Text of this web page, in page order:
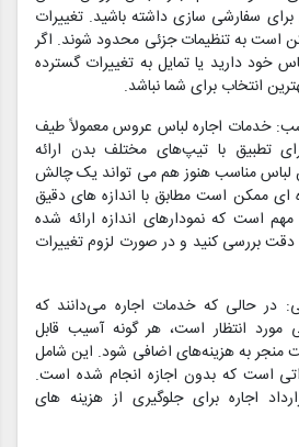
سفارشی سازی داشته باشید. تغییرات
است به تنظیمات جزئی محدود شوند. اگر
خود دارید یا تمایل به تغییرات گسترده
انتخاب برای شما نباشد.
خدمات اجاره لباس عروس معمولاً طیف
تطبیق با تیپ‌های مختلف بدن ارائه
لباس مناسب هنوز هم می تواند یک چالش
ای ممکن است مطابق با اندازه های دقیق
است که نمودارهای اندازه ارائه شده
بررسی کنید و در صورت لزوم تغییرات
در حالی که خدمات اجاره می‌دانند که
مورد انتظار است، هر گونه آسیب قابل
به هزینه‌های اضافی شود. این شامل
است که بدون اجازه انجام شده است.
اجاره برای جلوگیری از هزینه های